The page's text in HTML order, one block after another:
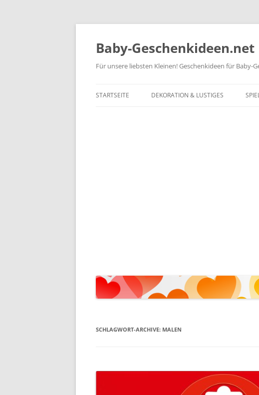
Zum
springen
Baby-Geschenkideen.net
Für unsere liebsten Kleinen! Geschenkideen für Baby-
STARTSEITE DEKORATION & LUSTIGES
SCHLAGWORT-ARCHIVE: MALEN